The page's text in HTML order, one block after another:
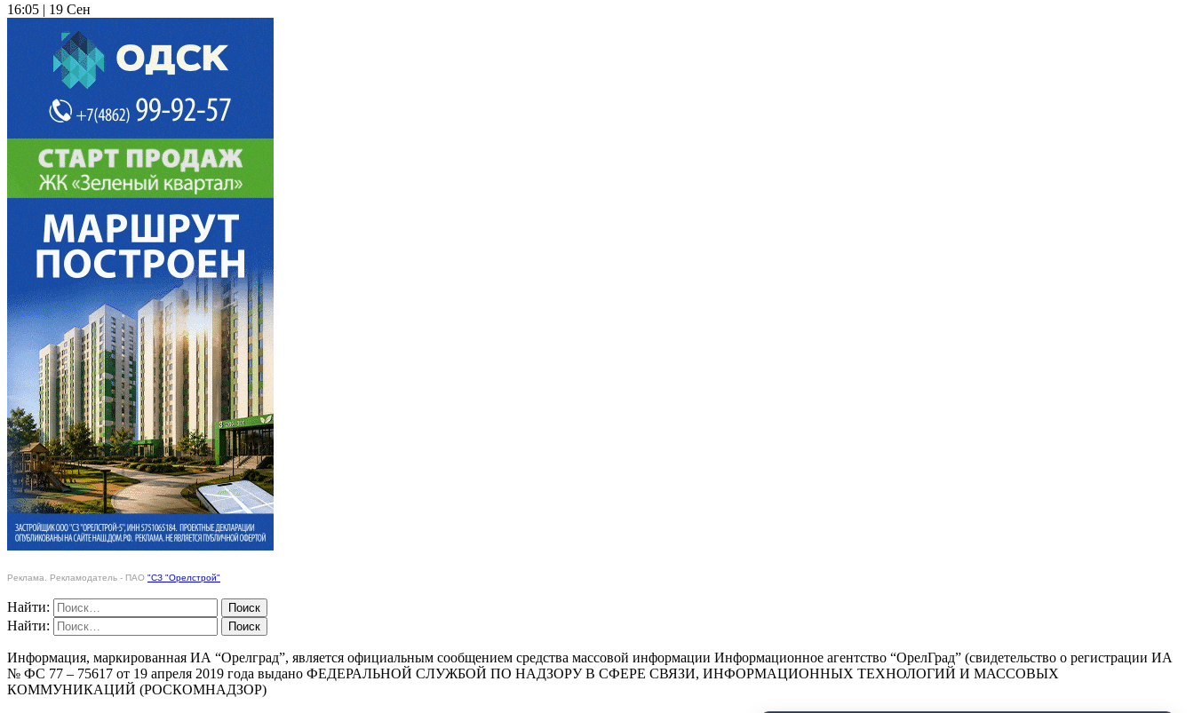
16:05 | 19 Сен
Реклама. Рекламодатель - ПАО "СЗ "Орелстрой"
Найти:
Найти:
Информация, маркированная ИА “Орелград”, является официальным сообщением средства массовой информации Информационное агентство “ОрелГрад” (свидетельство о регистрации ИА
№ ФС 77 – 75617 от 19 апреля 2019 года выдано ФЕДЕРАЛЬНОЙ СЛУЖБОЙ ПО НАДЗОРУ В СФЕРЕ СВЯЗИ, ИНФОРМАЦИОННЫХ ТЕХНОЛОГИЙ И МАССОВЫХ
КОММУНИКАЦИЙ (РОСКОМНАДЗОР)